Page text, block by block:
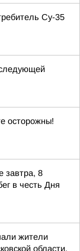
Су-35
осторожны!
завтра, 8
в честь Дня
жители
области,